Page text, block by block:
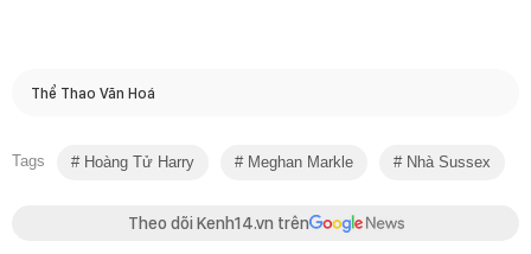
Thể Thao Văn Hoá
Tags Hoàng Tử Harry Meghan Markle Nhà Sussex
Theo dõi Kenh14.vn trên